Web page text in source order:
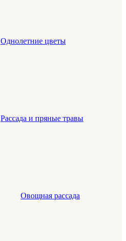
Однолетние цветы
Рассада и пряные травы
Овощная рассада